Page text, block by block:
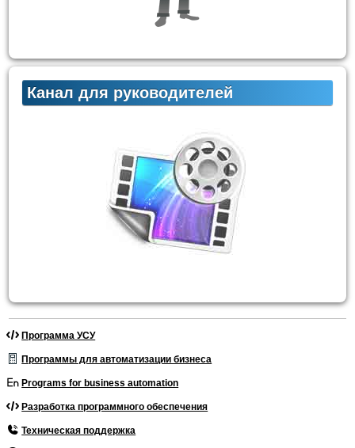
Канал для руководителей
Программа УСУ
Программы для автоматизации бизнеса
Programs for business automation
Разработка программного обеспечения
Техническая поддержка